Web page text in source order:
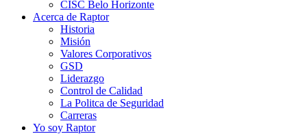
CISC Belo Horizonte
Acerca de Raptor
Historia
Misión
Valores Corporativos
GSD
Liderazgo
Control de Calidad
La Politca de Seguridad
Carreras
Yo soy Raptor